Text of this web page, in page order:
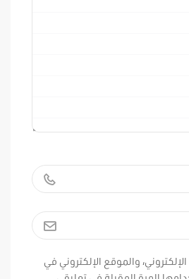
والموقع الإلكتروني في